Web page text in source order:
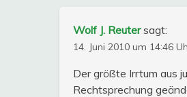
Wolf J. Reuter sagt:
14. Juni 2010 um 14:46
Der größte Irrtum aus
Rechtsprechung